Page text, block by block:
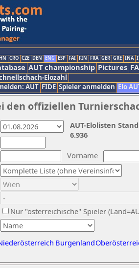
CRO CZE DEN ENG ESP FAI FIN FRA GER GRE INA
AUT championship Pictures
Elozahl
AUT FIDE Spieler anmelden Elo
den offiziellen
Vorname
Nur "österreichische" Spieler
Burgenland
AUT-Elolisten
6.936